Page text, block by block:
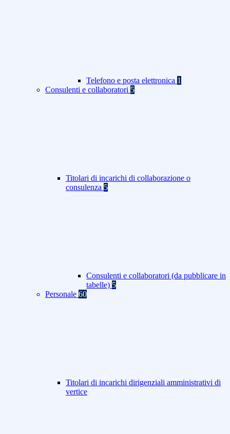
Telefono e posta elettronica 1
Consulenti e collaboratori 5
Titolari di incarichi di collaborazione o
consulenza 5
Consulenti e collaboratori (da pubblicare in
tabelle) 5
Personale 60
Titolari di incarichi dirigenziali amministrativi di
vertice